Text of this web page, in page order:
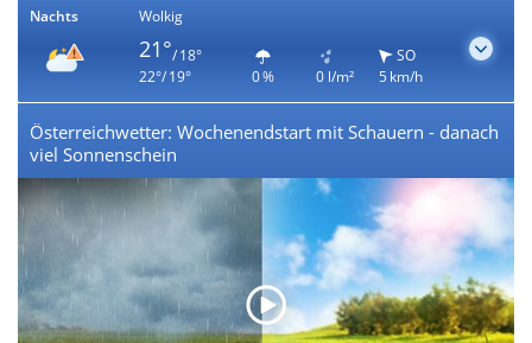
Nachts Wolkig
21°/ 18°
22°/ 19°
0 % 0 l/m²
SO
5 km/h
Österreichwetter: Wochenendstart mit Schauern - danach
viel Sonnenschein